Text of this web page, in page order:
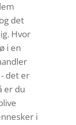
det
Hvor
i en
det er
er du
i